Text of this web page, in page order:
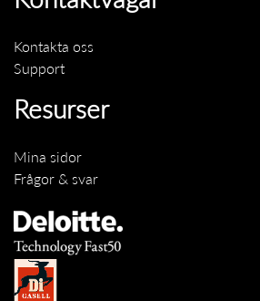
Kontakta oss
Support
Resurser
Mina sidor
Frågor & svar